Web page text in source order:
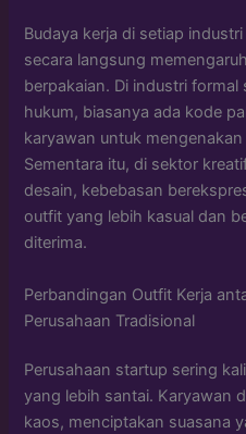
Budaya kerja di setiap
secara langsung
berpakaian. Di industri
hukum, biasanya ada kode
karyawan untuk
Sementara itu, di sektor
desain, kebebasan
outfit yang lebih kasual dan
diterima.
Perbandingan Outfit Kerja
Perusahaan Tradisional
Perusahaan startup sering
yang lebih santai. Karyawan
kaos, menciptakan suasana